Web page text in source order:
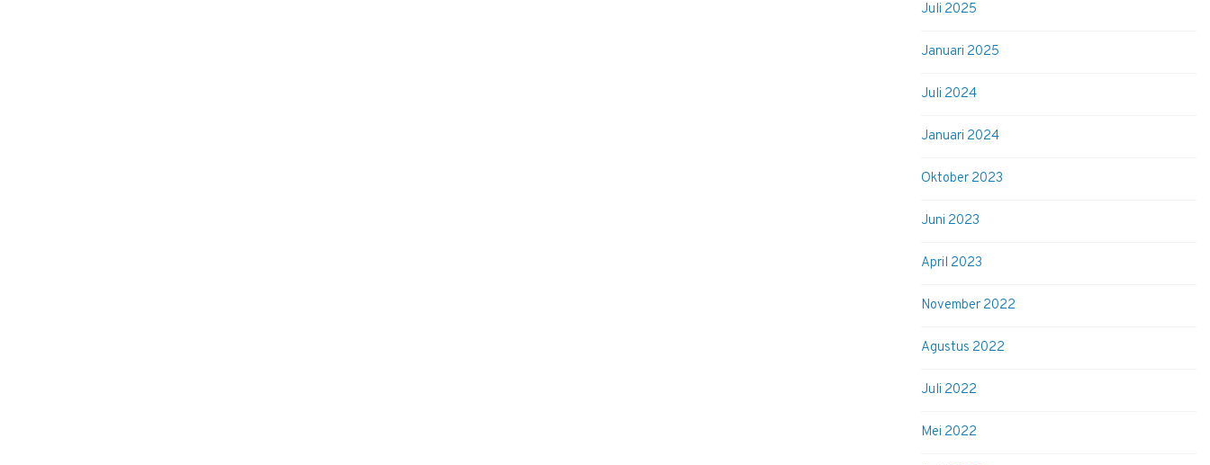
Juli 2025
Januari 2025
Juli 2024
Januari 2024
Oktober 2023
Juni 2023
April 2023
November 2022
Agustus 2022
Juli 2022
Mei 2022